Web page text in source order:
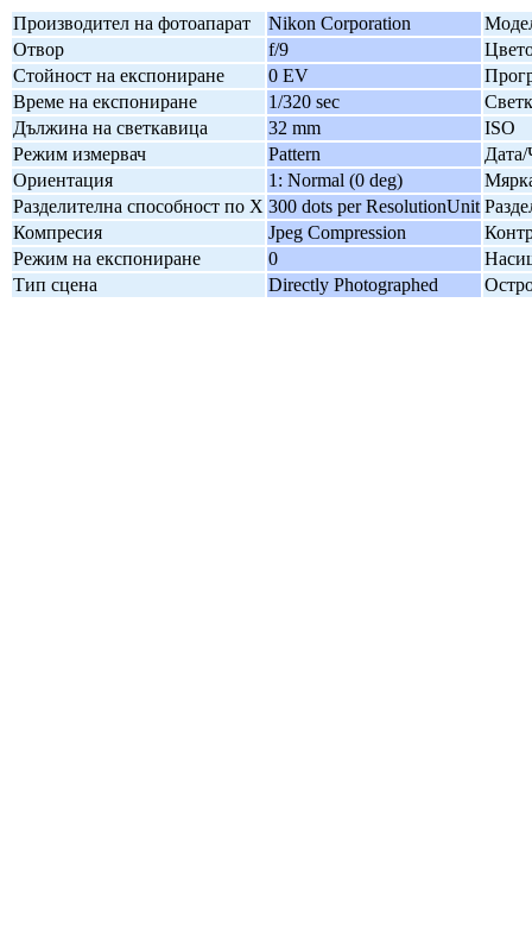
Производител на фотоапарат Nikon Corporation
Отвор
f/9
Стойност на експониране
0 EV
Време на експониране
1/320 sec
Дължина на светкавица
32 mm
ISO
Режим измервач
Pattern
Дата/
Ориентация
1: Normal (0 deg)
Разделителна способност по X 300 dots per ResolutionUnit
Компресия
Jpeg Compression
Режим на експониране
0
Тип сцена
Directly Photographed